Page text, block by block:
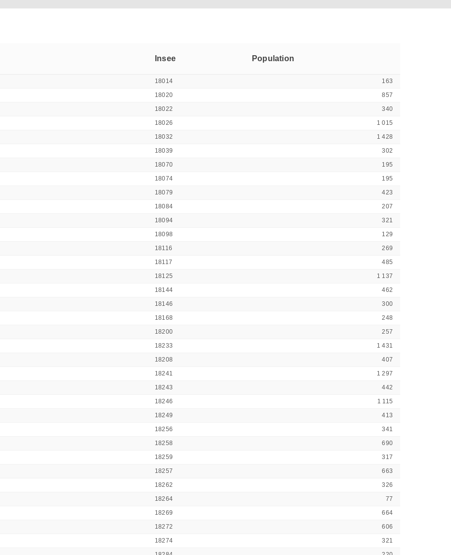
Insee Population
18014
163
18020
857
18022
340
18026
1 015
18032
1 428
18039
302
18070
195
18074
195
18079
423
18084
207
18094
321
18098
129
18116
269
18117
485
18125
1 137
18144
462
18146
300
18168
248
18200
257
18233
1 431
18208
407
18241
1 297
18243
442
18246
1 115
18249
413
18256
341
18258
690
18259
317
18257
663
18262
326
18264
77
18269
664
18272
606
18274
321